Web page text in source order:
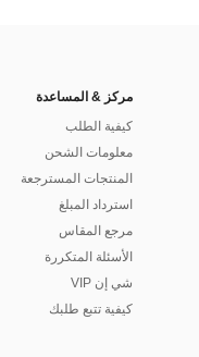
مركز & المساعدة
كيفية الطلب
معلومات الشحن
المنتجات المسترجعة
استرداد المبلغ
مرجع المقاس
الأسئلة المتكررة
شي إن VIP
كيفية تتبع طلبك